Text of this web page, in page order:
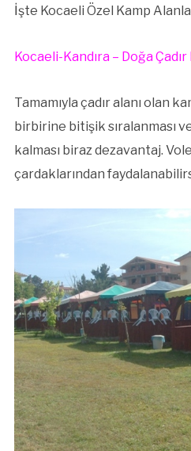
İşte Kocaeli Özel Kamp
Kocaeli-Kandıra – Doğa Çadır
Tamamıyla çadır alanı olan
birbirine bitişik sıralanması
kalması biraz dezavantaj.
çardaklarından